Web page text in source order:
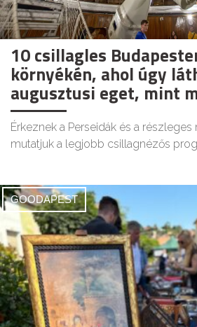
10 csillagles
környékén, ahol úgy
augusztusi eget, mint
Érkeznek a Perseidák és a
mutatjuk a legjobb csillagnézős
GOODAPEST